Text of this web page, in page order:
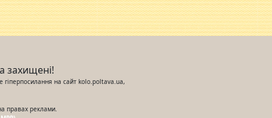
захищені!
гіперпосилання на сайт kolo.poltava.ua,
правах реклами.